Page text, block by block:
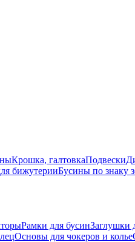
Крошка, галтовкаПодвески
бижутерииБусины по знаку
Рамки для бусинЗаглушки
Основы для чокеров и колье